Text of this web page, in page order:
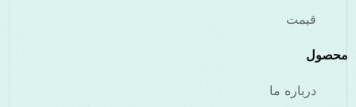
قیمت
محصول
درباره ما